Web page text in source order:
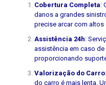
Cobertura Completa:
danos a grandes
precise arcar com
Assistência 24h:
assistência em caso
proporcionando
Valorização do Carro
do carro é mais lenta.